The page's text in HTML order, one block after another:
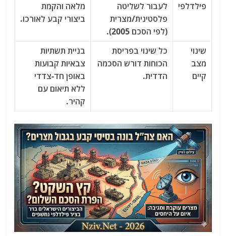
פילדלפי
לעבור לשליטה
פלסטינית/מצרית
(לפי הסכם 2005).
מלאה והקמת
ביצורי קבע לאורכו.
שינוי
מצב
קיים
כל שינוי בפריסת
הכוחות דורש הסכמה
הדדית.
בניית תשתיות
צבאיות קבועות
באופן חד-צדדי
ללא תיאום עם
קהיר.